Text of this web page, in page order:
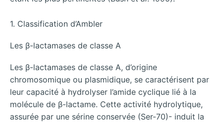
1. Classification d’Ambler
Les β-lactamases de classe A
Les β-lactamases de classe A, d’origine
chromosomique ou plasmidique, se caractérisent par
leur capacité à hydrolyser l’amide cyclique lié à la
molécule de β-lactame. Cette activité hydrolytique,
assurée par une sérine conservée (Ser-70)- induit la